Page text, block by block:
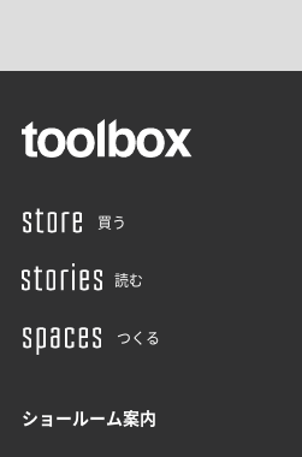
買う
読む
つくる
ショールーム案内